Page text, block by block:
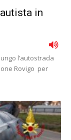
in
l’autostrada
Rovigo per